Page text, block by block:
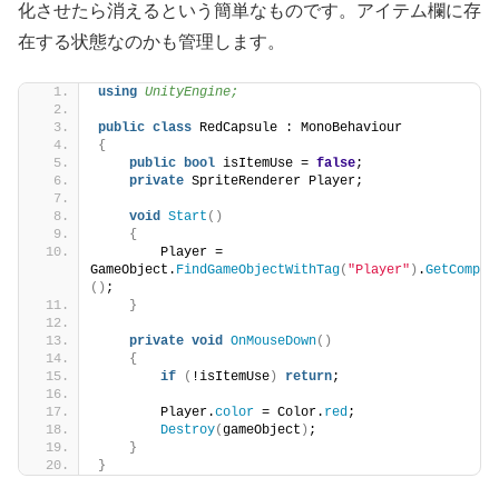
化させたら消えるという簡単なものです。アイテム欄に存
在する状態なのかも管理します。
using UnityEngine;
public class RedCapsule : MonoBehaviour
{
public bool isItemUse = false;
private SpriteRenderer Player;
void Start ()
{
        Player =
GameObject. FindGameObjectWithTag( "Player" ) .
() ;
}
private void OnMouseDown()
{
if
( !isItemUse ) return;
        Player.
color = Color. red;
Destroy(gameObject ) ;
}
}